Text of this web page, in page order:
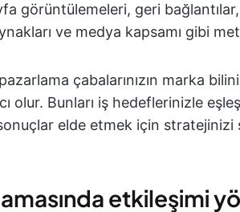
görüntülemeleri, geri
ve medya kapsamı gibi
çabalarınızın marka
olur. Bunları iş hedeflerinizle
elde etmek için stratejinizi
etkileşimi